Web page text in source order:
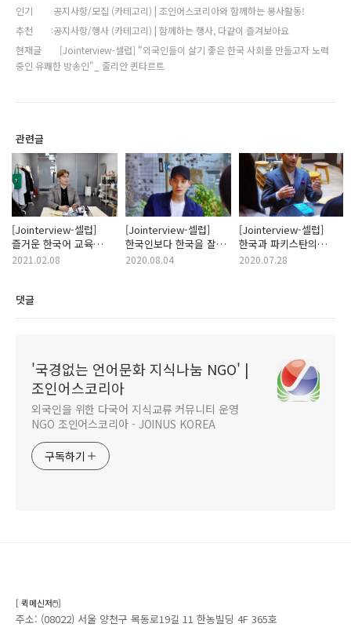
인기
공지사항/모집 (카테고리) | 조인어스코리아와 함께하는 봉사활동!
추천
공지사항/행사 (카테고리) | 함께하는 행사, 다같이 즐겨보아요
현재글
[Jointerview-셀럽] "외국인들이 살기 좋은 한국 사회를 만들고자 노력
중인 유쾌한 방송인"_ 줄리안 퀸타르트
관련글
[Jointerview-셀럽]
즐거운 한국어 교육
콘텐츠를 위해 노력하는
hoon)
2021.02.08
[Jointerview-셀럽]
한국인보다 한국을 잘
아는, 더욱 사랑하는
2020.08.04
[Jointerview-셀럽]
한국과 파키스탄의
최고의 연결고리이자
2020.07.28
댓글
'국경없는 언어문화 지식나눔 NGO' |
조인어스코리아
외국인을 위한 다국어 지식교류 커뮤니티 운영
NGO 조인어스코리아 - JOINUS KOREA
구독하기
[ 퀵메신저🖱️]
주소: (08022) 서울 양천구 목동로19길 11 한농빌딩 4F 365호